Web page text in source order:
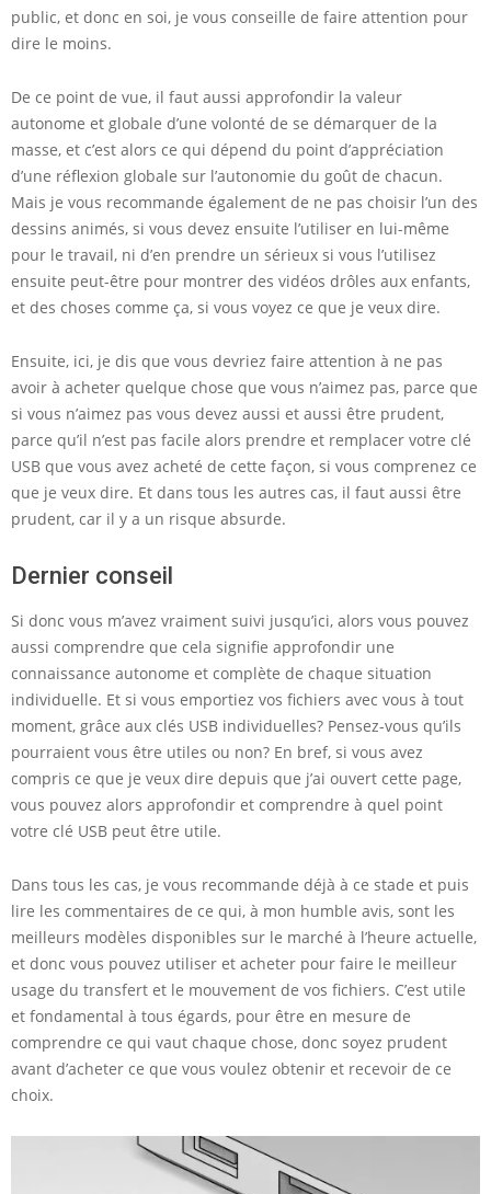
public, et donc en soi, je vous conseille de faire attention pour
dire le moins.
De ce point de vue, il faut aussi approfondir la valeur
autonome et globale d’une volonté de se démarquer de la
masse, et c’est alors ce qui dépend du point d’appréciation
d’une réflexion globale sur l’autonomie du goût de chacun.
Mais je vous recommande également de ne pas choisir l’un des
dessins animés, si vous devez ensuite l’utiliser en lui-même
pour le travail, ni d’en prendre un sérieux si vous l’utilisez
ensuite peut-être pour montrer des vidéos drôles aux enfants,
et des choses comme ça, si vous voyez ce que je veux dire.
Ensuite, ici, je dis que vous devriez faire attention à ne pas
avoir à acheter quelque chose que vous n’aimez pas, parce que
si vous n’aimez pas vous devez aussi et aussi être prudent,
parce qu’il n’est pas facile alors prendre et remplacer votre clé
USB que vous avez acheté de cette façon, si vous comprenez ce
que je veux dire. Et dans tous les autres cas, il faut aussi être
prudent, car il y a un risque absurde.
Dernier conseil
Si donc vous m’avez vraiment suivi jusqu’ici, alors vous pouvez
aussi comprendre que cela signifie approfondir une
connaissance autonome et complète de chaque situation
individuelle. Et si vous emportiez vos fichiers avec vous à tout
moment, grâce aux clés USB individuelles? Pensez-vous qu’ils
pourraient vous être utiles ou non? En bref, si vous avez
compris ce que je veux dire depuis que j’ai ouvert cette page,
vous pouvez alors approfondir et comprendre à quel point
votre clé USB peut être utile.
Dans tous les cas, je vous recommande déjà à ce stade et puis
lire les commentaires de ce qui, à mon humble avis, sont les
meilleurs modèles disponibles sur le marché à l’heure actuelle,
et donc vous pouvez utiliser et acheter pour faire le meilleur
usage du transfert et le mouvement de vos fichiers. C’est utile
et fondamental à tous égards, pour être en mesure de
comprendre ce qui vaut chaque chose, donc soyez prudent
avant d’acheter ce que vous voulez obtenir et recevoir de ce
choix.